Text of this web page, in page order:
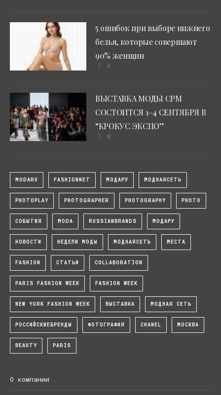
5 ошибок при выборе нижнего
белья, которые совершают
90% женщин
0
ВЫСТАВКА МОДЫ CPM
СОСТОИТСЯ 1–4 СЕНТЯБРЯ В
“КРОКУС ЭКСПО”
0
MODARU FASHIONNET МОДАРУ МОДНАЯСЕТЬ
PHOTOPLAY PHOTOGRAPHER PHOTOGRAPHY PHOTO
СОБЫТИЯ MODA RUSSIANBRANDS МОДАРУ
НОВОСТИ НЕДЕЛИ МОДЫ МОДНАЯСЕТЬ МЕСТА
FASHION СТАТЬИ COLLABORATION
PARIS FASHION WEEK FASHION WEEK
NEW YORK FASHION WEEK ВЫСТАВКА МОДНАЯ СЕТЬ
РОССИЙСКИЕБРЕНДЫ ФОТОГРАФИЯ CHANEL МОСКВА
BEAUTY PARIS
О компании